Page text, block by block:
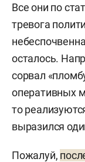
Все они по
тревога
осталось.
сорвал
оперативных
то
выразился
Пожалуй,